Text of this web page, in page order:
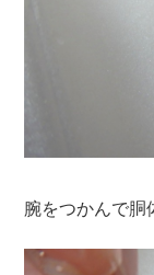
腕をつかんで胴